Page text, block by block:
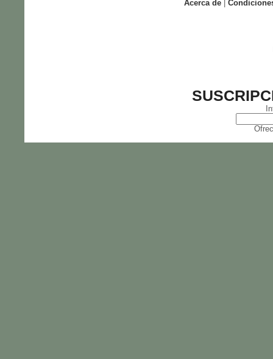
Acerca de